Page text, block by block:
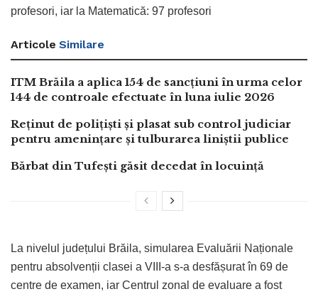
profesori, iar la Matematică: 97 profesori
Articole Similare
ITM Brăila a aplica 154 de sancțiuni în urma celor
144 de controale efectuate în luna iulie 2026
Reținut de polițiști și plasat sub control judiciar
pentru amenințare și tulburarea liniștii publice
Bărbat din Tufești găsit decedat în locuință
La nivelul județului Brăila, simularea Evaluării Naționale
pentru absolvenții clasei a VIII-a s-a desfășurat în 69 de
centre de examen, iar Centrul zonal de evaluare a fost